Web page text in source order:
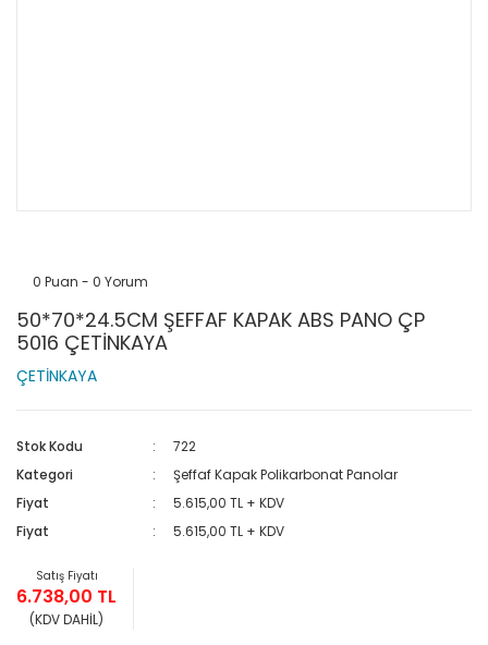
0 Puan - 0 Yorum
50*70*24.5CM ŞEFFAF KAPAK ABS PANO ÇP
5016 ÇETİNKAYA
ÇETİNKAYA
Stok Kodu
722
Kategori
Şeffaf Kapak Polikarbonat Panolar
Fiyat
5.615,00 TL + KDV
Fiyat
5.615,00 TL + KDV
Satış Fiyatı
6.738,00 TL
(KDV DAHİL)